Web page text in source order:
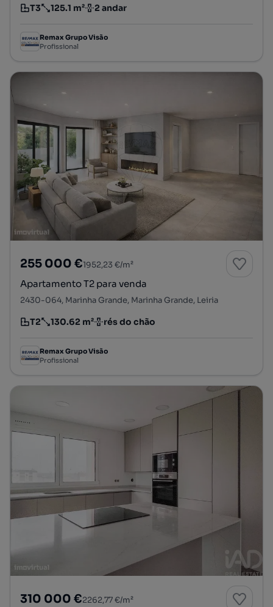
Tipologia
T3
Preço por metro quadrado
125.1 m²
Andar 2 andar
Remax Grupo Visão
Profissional
255 000 €1952,23 €/m²
Apartamento T2 para venda
2430-064, Marinha Grande, Marinha Grande, Leiria
Tipologia
T2
Preço por metro quadrado
130.62 m²
Andar rés do chão
Remax Grupo Visão
Profissional
310 000 €2262,77 €/m²